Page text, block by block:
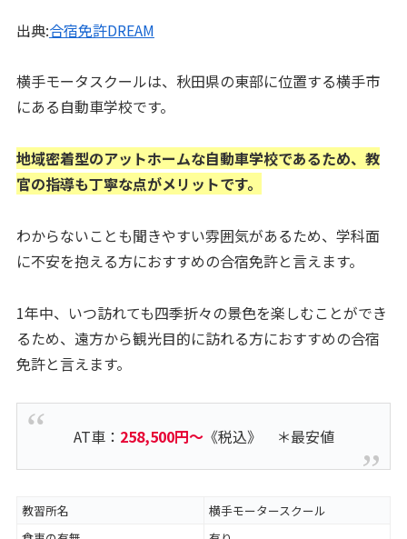
出典:合宿免許DREAM
横手モータスクールは、秋田県の東部に位置する横手市
にある自動車学校です。
地域密着型のアットホームな自動車学校であるため、教
官の指導も丁寧な点がメリットです。
わからないことも聞きやすい雰囲気があるため、学科面
に不安を抱える方におすすめの合宿免許と言えます。
1年中、いつ訪れても四季折々の景色を楽しむことができ
るため、遠方から観光目的に訪れる方におすすめの合宿
免許と言えます。
AT車： 258,500円～《税込》 ＊最安値
教習所名
横手モータースクール